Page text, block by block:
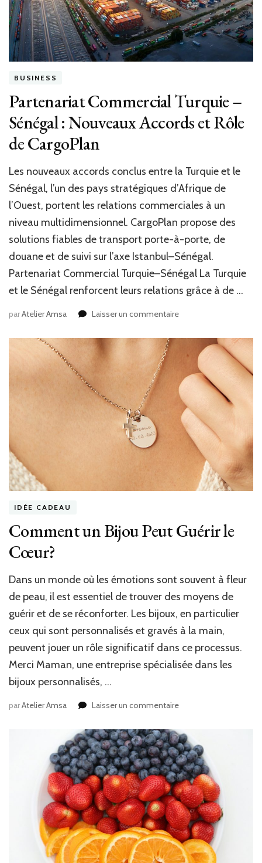
BUSINESS
Partenariat Commercial Turquie –
Sénégal : Nouveaux Accords et Rôle
de CargoPlan
Les nouveaux accords conclus entre la Turquie et le
Sénégal, l’un des pays stratégiques d’Afrique de
l’Ouest, portent les relations commerciales à un
niveau multidimensionnel. CargoPlan propose des
solutions fiables de transport porte-à-porte, de
douane et de suivi sur l’axe Istanbul–Sénégal.
Partenariat Commercial Turquie–Sénégal La Turquie
et le Sénégal renforcent leurs relations grâce à de …
parAtelier Amsa Laisser un commentairesur
Commercial
Turquie
Sénégal
:
Nouveaux
Accords
et
Rôle
CargoPlan
IDÉE CADEAU
Comment un Bijou Peut Guérir le
Cœur?
Dans un monde où les émotions sont souvent à fleur
de peau, il est essentiel de trouver des moyens de
guérir et de se réconforter. Les bijoux, en particulier
ceux qui sont personnalisés et gravés à la main,
peuvent jouer un rôle significatif dans ce processus.
Merci Maman, une entreprise spécialisée dans les
bijoux personnalisés, …
parAtelier Amsa Laisser un commentairesur
un
Bijou
Peut
Guérir
le
Cœur?